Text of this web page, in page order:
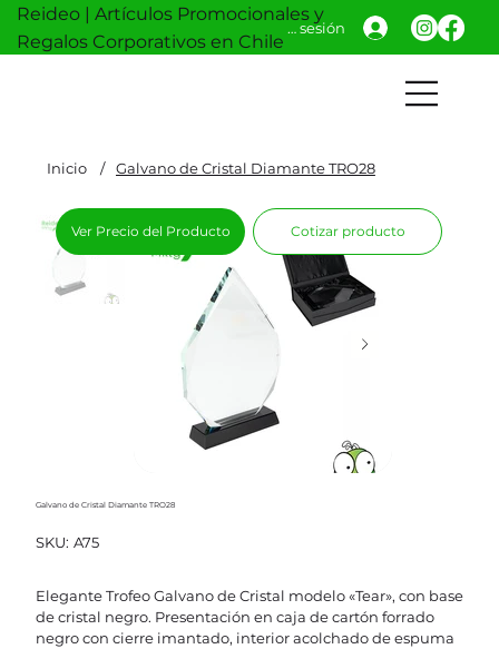
Reideo | Artículos Promocionales y
Regalos Corporativos en Chile
Iniciar sesión
Inicio / Galvano de Cristal Diamante TRO28
Galvano de Cristal Diamante TRO28
SKU:
SKU
A75
A75
Elegante Trofeo Galvano de Cristal modelo «Tear», con base
de cristal negro. Presentación en caja de cartón forrado
negro con cierre imantado, interior acolchado de espuma
Ver Precio del Producto Cotizar producto